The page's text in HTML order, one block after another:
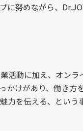
に努めながら、
活動に加え、オン
かけがあり、働き方
力を伝える、とい